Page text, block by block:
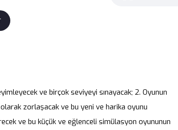
ve birçok seviyeyi sınayacak; 2. Oyunun
zorlaşacak ve bu yeni ve harika oyunu
ve bu küçük ve eğlenceli simülasyon oyununun